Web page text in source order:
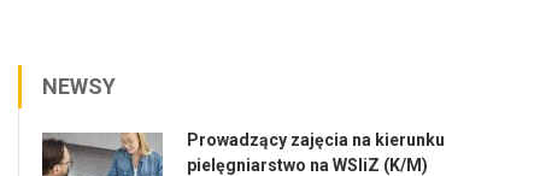
NEWSY
Prowadzący zajęcia na kierunku
pielęgniarstwo na WSIiZ (K/M)